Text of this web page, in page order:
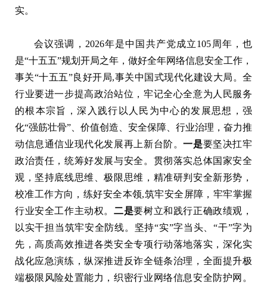
实。
会议强调，2026年是中国共产党成立105周年，也
是“十五五”规划开局之年，做好全年网络信息安全工作，
事关“十五五”良好开局,事关中国式现代化建设大局。全
行业要进一步提高政治站位，牢记全心全意为人民服务
的根本宗旨，深入践行以人民为中心的发展思想，强
化“强筋壮骨”、价值创造、安全保障、行业治理，奋力推
动信息通信业现代化发展再上新台阶。一是要坚决扛牢
政治责任，统筹好发展与安全。贯彻落实总体国家安全
观，坚持底线思维、极限思维，精准研判安全新形势，
校准工作方向，练好安全本领,筑牢安全屏障，牢牢掌握
行业安全工作主动权。二是要树立和践行正确政绩观，
以实干担当筑牢安全防线。坚持“实”字当头、“干”字为
先，高质高效推进各类安全专项行动落地落实，深化实
战化应急演练，纵深推进反诈全链条治理，全面提升极
端极限风险处置能力，织密行业网络信息安全防护网。